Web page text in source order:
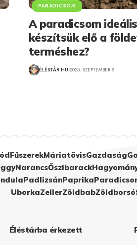
PARADICSOM
A paradicsom
készítsük elő a
terméshez?
ÉLÉSTÁR.HU 2025. SZEPTEMBER 8.
FűszerekMáriatövisGazdaság
NarancsŐszibarack
PadlizsánPaprika
UborkaZellerZöldbabZöldborsó
Éléstárba érkezett